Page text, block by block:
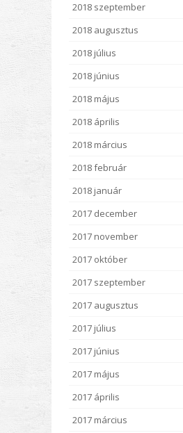
2018 szeptember
2018 augusztus
2018 július
2018 június
2018 május
2018 április
2018 március
2018 február
2018 január
2017 december
2017 november
2017 október
2017 szeptember
2017 augusztus
2017 július
2017 június
2017 május
2017 április
2017 március